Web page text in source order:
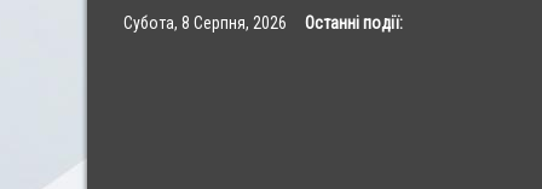
Субота, 8 Серпня, 2026 Останні події: